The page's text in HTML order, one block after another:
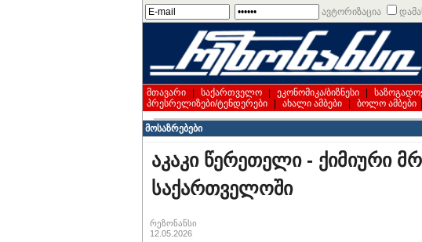
ავტორიზაცია
მთავარი საქართველო ეკონომიკა/ბიზნესი
პრესრელიზები/ტენდერები
ახალი ამბები ბოლო ამბები
მოსაზრებები
აკაკი წერეთელი - ქიმიური
საქართველოში
რეზონანსი
12.05.2026